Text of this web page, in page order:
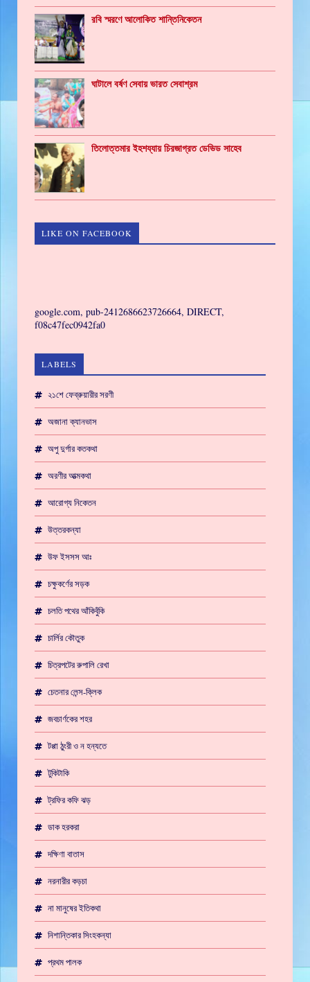
রবি স্মরণে আলোকিত শান্তিনিকেতন
ঘাটালে বর্ষণ সেবায় ভারত সেবাশ্রম
তিলোত্তমার ইহশয্যায় চিরজাগ্রত ডেভিড সাহেব
LIKE ON FACEBOOK
google.com, pub-2412686623726664, DIRECT,
f08c47fec0942fa0
LABELS
২১শে ফেব্রুয়ারীর সরণী
অজানা ক্যানভাস
অপু দুর্গার কতকথা
অরণীর আত্মকথা
আরোগ্য নিকেতন
উত্তরকন্যা
উফ ইসসস আঃ
চক্ষুকর্ণের সড়ক
চলতি পথের আঁকিবুঁকি
চার্লির কৌতুক
চিত্রপটের রুপালি রেখা
চেতনার লেন্স-ক্লিক
জবচার্ণকের শহর
টপ্পা ঠুংরী ও ন হন্যতে
টুকিটাকি
ট্রফির কফি ঝড়
ডাক হরকরা
দক্ষিণা বাতাস
নরনারীর কড়চা
না মানুষের ইতিকথা
নিশান্তিকার সিংহকন্যা
প্রথম পালক